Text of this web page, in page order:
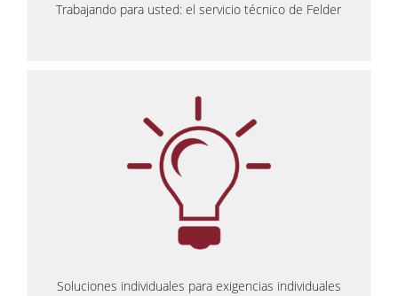
Trabajando para usted: el servicio técnico de Felder
Soluciones individuales para exigencias individuales